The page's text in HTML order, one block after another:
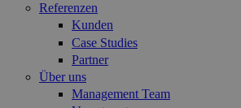
Referenzen
Kunden
Case Studies
Partner
Über uns
Management Team